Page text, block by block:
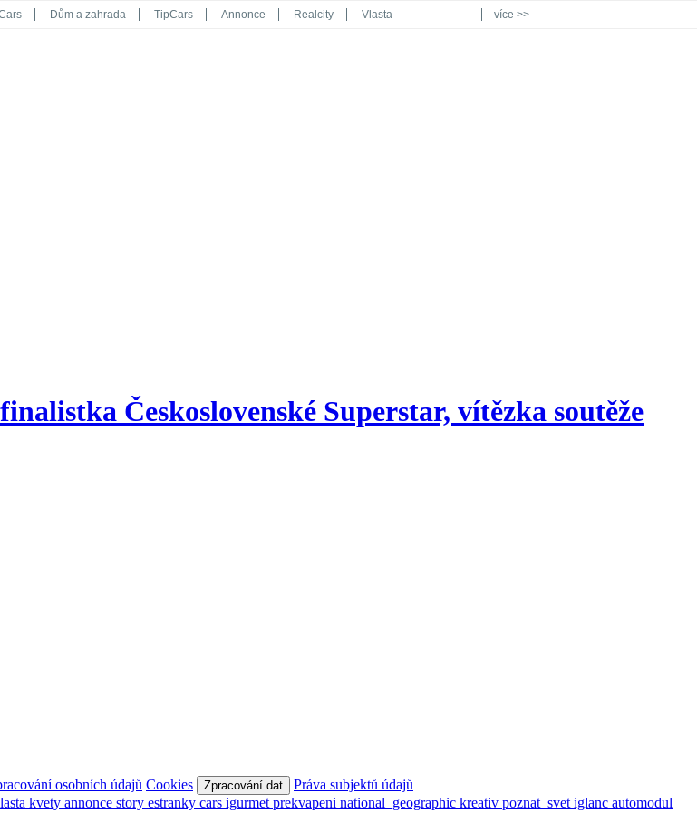
Dům a zahrada TipCars Annonce Realcity Vlasta více >>
Československé Superstar, vítězka soutěže
osobních údajů Cookies Zpracování dat
Práva subjektů údajů
kvety annonce story estranky cars igurmet prekvapeni national_geographic kreativ poznat_svet iglanc automodul